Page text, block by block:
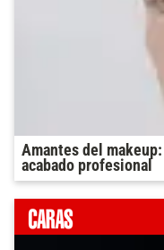
Amantes del
acabado profesional